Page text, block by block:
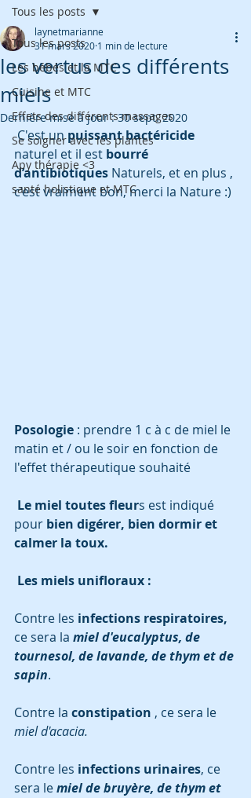
Tous les posts
Les bébés et la MTC
Cuisine et MTC
Effets des différents massages
Se soigner avec les plantes
Apy thérapie <3
santé holistique et MTC
Tous les posts
les vertus des différents
miels
laynetmarianne
31 mars 2020 1 min de lecture
Dernière mise à jour :30 sept. 2020
C'est un puissant bactéricide
naturel et il est bourré
d’antibiotiques Naturels, et en plus ,
c’est vraiment bon, merci la Nature :)
Posologie : prendre 1 c à c de miel le
matin et / ou le soir en fonction de
l'effet thérapeutique souhaité
Le miel toutes fleurs est indiqué
pour bien digérer, bien dormir et
calmer la toux.
Les miels unifloraux :
Contre les infections respiratoires,
ce sera la miel d'eucalyptus, de
tournesol, de lavande, de thym et de
sapin.
Contre la constipation , ce sera le
miel d'acacia.
Contre les infections urinaires, ce
sera le miel de bruyère, de thym et